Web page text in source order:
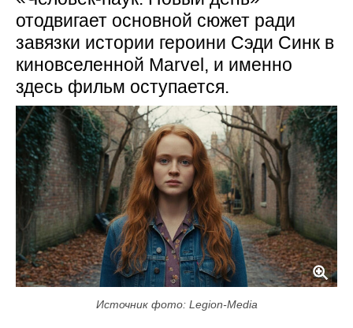
отодвигает основной сюжет ради
завязки истории героини Сэди Синк в
киновселенной Marvel, и именно
здесь фильм оступается.
Источник фото: Legion-Media